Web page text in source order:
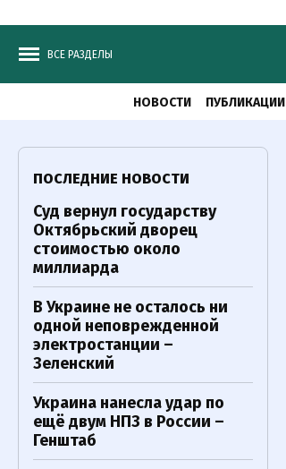
ВСЕ РАЗДЕЛЫ
НОВОСТИ ПУБЛИКАЦИИ
ПОСЛЕДНИЕ НОВОСТИ
Суд вернул государству
Октябрьский дворец
стоимостью около
миллиарда
В Украине не осталось ни
одной неповрежденной
электростанции –
Зеленский
Украина нанесла удар по
ещё двум НПЗ в России –
Генштаб